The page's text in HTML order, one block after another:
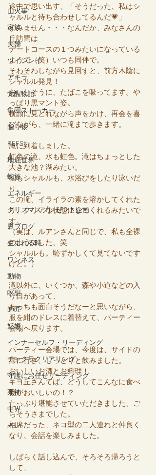
山火事
家族
夫婦
ツインレイ
アキラ
覚醒物語
集団ストーカー
贈り物
REFSI
地底世界
蛇族
エネルギー
クリスマスプレゼント企画
裏ブログ
生まれる時
ワンネス
動物
瞑想
師匠
妊娠
インナーセルフ・リーディング
チャクラクリアリング
守護にお任せリーディング
死神
中界
占い
途中で思い出す、「そうだった、私はシ
ャルルと待ち合わせしてるんだ💗」
すみません・・・なんだか、みなさんの
丘訪問は
デートコースの１つみたいになっている
ようで（笑）いつも同伴で。
そわそわしながら見回すと、前方木陰に
シャルル発見！
おいしそうに、たばこを吸ってます。や
っぱり黒マント姿。
横顔に見とれながら声をかけ、再会を喜
びながら、一緒に滝まで歩きます。
滝に到着しました。
虹色の滝、水も虹色。滝はちょっとした
大きな池？湖みたい。
私もシャルルも、水浴びをしたり泳いだ
り。
この滝、イライラの素を溶かしてくれた
り、クリアな状態にしてくれるみたいで
す。
（実は、ルアンさんと同じで、私も全裸
のようでした、笑
シャルルも。恥ずかしくて見てないです
けど。）
滝以外に、いくつか、森や小道などの入
り口があって、
あっちも面白そうだなーと思いながら、
服を紺のドレスに着替えて、パーティー
会場へ戻ります。
パーティー会場では、今度は、サイドの
席に行き、しっとりと飲みました。
おいしいお酒とお料理！
キヨ丘さんてば、どうしてこんなに食べ
物がおいしいの！？
たっぷり堪能させていただきました、ご
ちそうさまでした。
相席だった、ネコ型の二人連れと仲良く
なり、会話を楽しみました。
しばらく話し込んで、そろそろ帰ろうと
して、